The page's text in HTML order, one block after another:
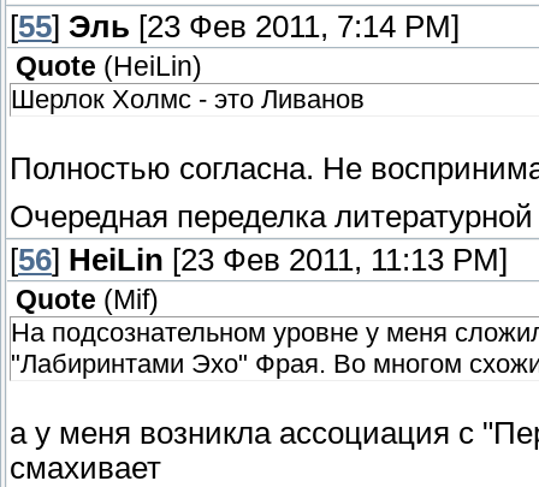
[55] Эль [23 Фев 2011, 7:14 PM]
Quote ( HeiLin)
Шерлок Холмс - это Ливанов
Полностью согласна. Не
Очередная переделка
[56] HeiLin [23 Фев 2011, 11:13 PM]
Quote (Мif)
На подсознательном уровне у меня
"Лабиринтами Эхо" Фрая. Во многом
а у меня возникла ассоциация с
смахивает